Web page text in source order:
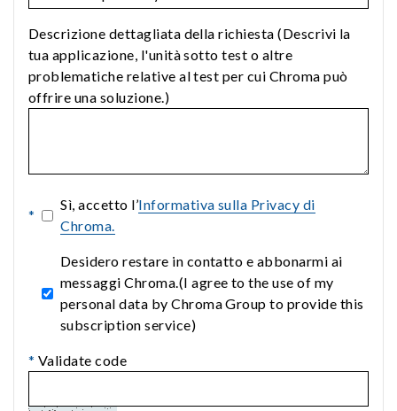
Descrizione dettagliata della richiesta (Descrivi la
tua applicazione, l'unità sotto test o altre
problematiche relative al test per cui Chroma può
offrire una soluzione.)
*
Sì, accetto l’Informativa sulla Privacy di
Chroma.
Desidero restare in contatto e abbonarmi ai
messaggi Chroma.(I agree to the use of my
personal data by Chroma Group to provide this
subscription service)
* Validate code